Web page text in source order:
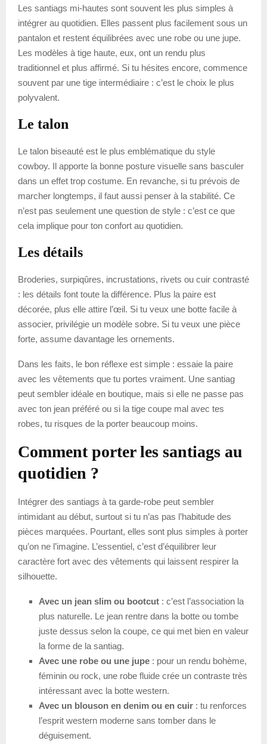
Les santiags mi-hautes sont souvent les plus simples à
intégrer au quotidien. Elles passent plus facilement sous un
pantalon et restent équilibrées avec une robe ou une jupe.
Les modèles à tige haute, eux, ont un rendu plus
traditionnel et plus affirmé. Si tu hésites encore, commence
souvent par une tige intermédiaire : c’est le choix le plus
polyvalent.
Le talon
Le talon biseauté est le plus emblématique du style
cowboy. Il apporte la bonne posture visuelle sans basculer
dans un effet trop costume. En revanche, si tu prévois de
marcher longtemps, il faut aussi penser à la stabilité. Ce
n’est pas seulement une question de style : c’est ce que
cela implique pour ton confort au quotidien.
Les détails
Broderies, surpiqûres, incrustations, rivets ou cuir contrasté
: les détails font toute la différence. Plus la paire est
décorée, plus elle attire l’œil. Si tu veux une botte facile à
associer, privilégie un modèle sobre. Si tu veux une pièce
forte, assume davantage les ornements.
Dans les faits, le bon réflexe est simple : essaie la paire
avec les vêtements que tu portes vraiment. Une santiag
peut sembler idéale en boutique, mais si elle ne passe pas
avec ton jean préféré ou si la tige coupe mal avec tes
robes, tu risques de la porter beaucoup moins.
Comment porter les santiags au
quotidien ?
Intégrer des santiags à ta garde-robe peut sembler
intimidant au début, surtout si tu n’as pas l’habitude des
pièces marquées. Pourtant, elles sont plus simples à porter
qu’on ne l’imagine. L’essentiel, c’est d’équilibrer leur
caractère fort avec des vêtements qui laissent respirer la
silhouette.
Avec un jean slim ou bootcut : c’est l’association la
plus naturelle. Le jean rentre dans la botte ou tombe
juste dessus selon la coupe, ce qui met bien en valeur
la forme de la santiag.
Avec une robe ou une jupe : pour un rendu bohème,
féminin ou rock, une robe fluide crée un contraste très
intéressant avec la botte western.
Avec un blouson en denim ou en cuir : tu renforces
l’esprit western moderne sans tomber dans le
déguisement.